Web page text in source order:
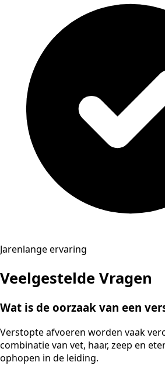
Jarenlange ervaring
Veelgestelde Vragen
Wat is de oorzaak van een
Verstopte afvoeren worden vaak
combinatie van vet, haar, zeep en
ophopen in de leiding.